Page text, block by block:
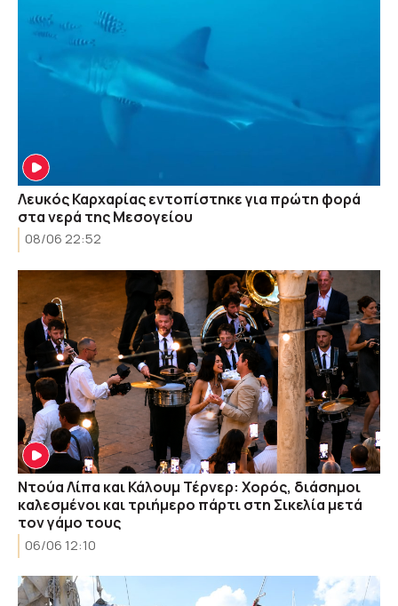
Λευκός Καρχαρίας εντοπίστηκε για πρώτη φορά
στα νερά της Μεσογείου
08/06 22:52
Ντούα Λίπα και Κάλουμ Τέρνερ: Χορός, διάσημοι
καλεσμένοι και τριήμερο πάρτι στη Σικελία μετά
τον γάμο τους
06/06 12:10